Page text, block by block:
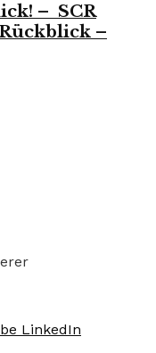
– SCR
–
LinkedIn